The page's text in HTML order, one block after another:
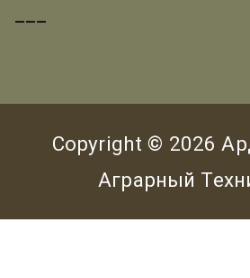
Copyright © 2026
Аграрный